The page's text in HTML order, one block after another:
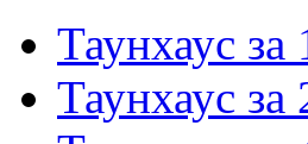
Таунхаус за
Таунхаус за